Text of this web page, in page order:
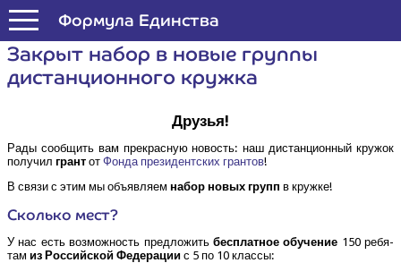
Формула Единства
Закрыт набор в новые груп­пы
дистан­ци­он­но­го кружка
Дру­зья!
Рады сооб­щить вам пре­крас­ную новость: наш дистан­ци­он­ный кру­жок
полу­чил грант от Фон­да пре­зи­дент­ских гран­тов!
В свя­зи с этим мы объ­яв­ля­ем набор новых групп в кружке!
Сколь­ко мест?
У нас есть воз­мож­ность пред­ло­жить бес­плат­ное обу­че­ние 150 ребя­
там из Рос­сий­ской Феде­ра­ции с 5 по 10 классы: